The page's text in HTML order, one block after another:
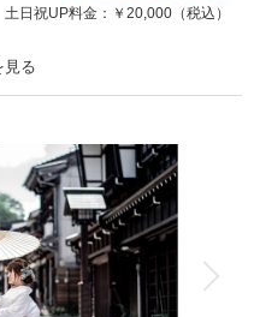
土日祝UP料金： ￥20,000 （税込）
新郎衣装1着
小物一式
ット 台紙付写真
挙式
ンタル ペットと撮影